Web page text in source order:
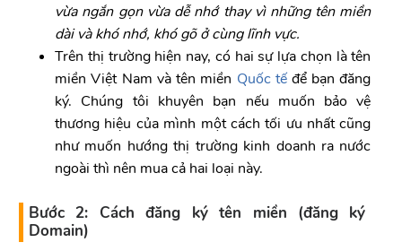
vừa ngắn gọn vừa dễ nhớ thay vì những tên miền
dài và khó nhớ, khó gõ ở cùng lĩnh vực.
Trên thị trường hiện nay, có hai sự lựa chọn là tên
miền Việt Nam và tên miền Quốc tếđể bạn đăng
ký. Chúng tôi khuyên bạn nếu muốn bảo vệ
thương hiệu của mình một cách tối ưu nhất cũng
như muốn hướng thị trường kinh doanh ra nước
ngoài thì nên mua cả hai loại này.
Bước 2: Cách đăng ký tên miền (đăng ký
Domain)